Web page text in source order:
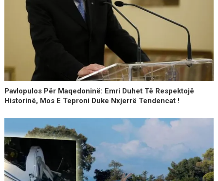
Pavlopulos Për Maqedoninë: Emri Duhet Të Respektojë
Historinë, Mos E Teproni Duke Nxjerrë Tendencat !